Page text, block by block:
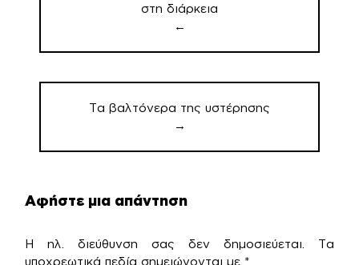
στη διάρκεια
←
Τα βαλτόνερα της υστέρησης
→
Αφήστε μια απάντηση
Η ηλ. διεύθυνση σας δεν δημοσιεύεται.
Τα
υποχρεωτικά πεδία σημειώνονται με *